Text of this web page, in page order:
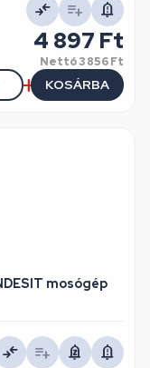
4 897 Ft
Nettó3 856 Ft
KOSÁRBA
mosógép